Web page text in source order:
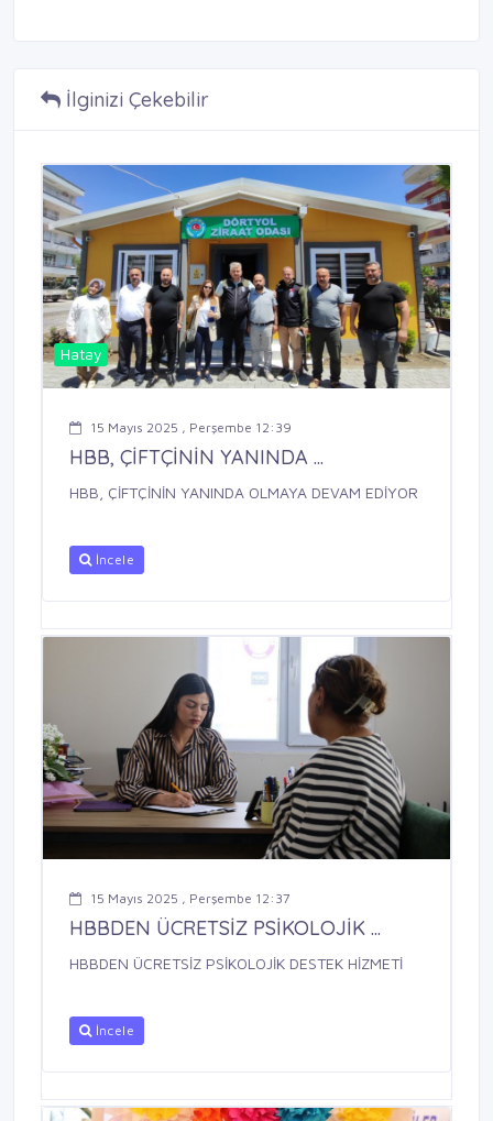
İlginizi Çekebilir
Hatay
15 Mayıs 2025 , Perşembe 12:39
HBB, ÇİFTÇİNİN YANINDA ...
HBB, ÇİFTÇİNİN YANINDA OLMAYA DEVAM EDİYOR
İncele
15 Mayıs 2025 , Perşembe 12:37
HBBDEN ÜCRETSİZ PSİKOLOJİK ...
HBBDEN ÜCRETSİZ PSİKOLOJİK DESTEK HİZMETİ
İncele